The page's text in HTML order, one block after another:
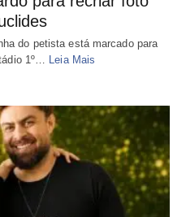
do petista está marcado para
1º… Leia Mais